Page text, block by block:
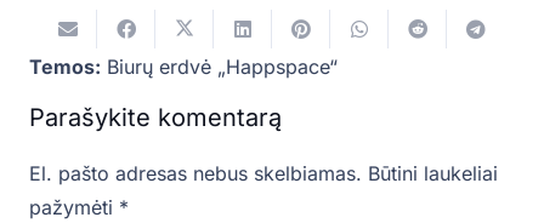
Temos: Biurų erdvė „Happspace“
Parašykite komentarą
El. pašto adresas nebus skelbiamas. Būtini laukeliai
pažymėti *